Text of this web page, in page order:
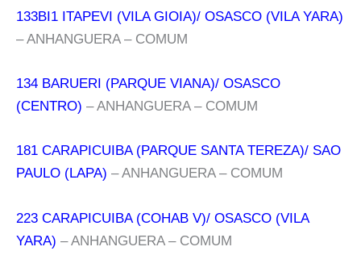
133BI1 ITAPEVI (VILA GIOIA)/ OSASCO (VILA YARA)
– ANHANGUERA – COMUM
134 BARUERI (PARQUE VIANA)/ OSASCO
(CENTRO) – ANHANGUERA – COMUM
181 CARAPICUIBA (PARQUE SANTA TEREZA)/ SAO
PAULO (LAPA) – ANHANGUERA – COMUM
223 CARAPICUIBA (COHAB V)/ OSASCO (VILA
YARA) – ANHANGUERA – COMUM